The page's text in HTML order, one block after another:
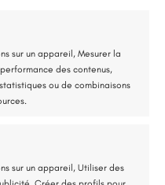
sur un appareil, Mesurer la
des contenus,
ou de combinaisons
sur un appareil, Utiliser des
du plan
nous vous
le plan qui
naturellement présentes dans
engagement
votre revenu fiscal